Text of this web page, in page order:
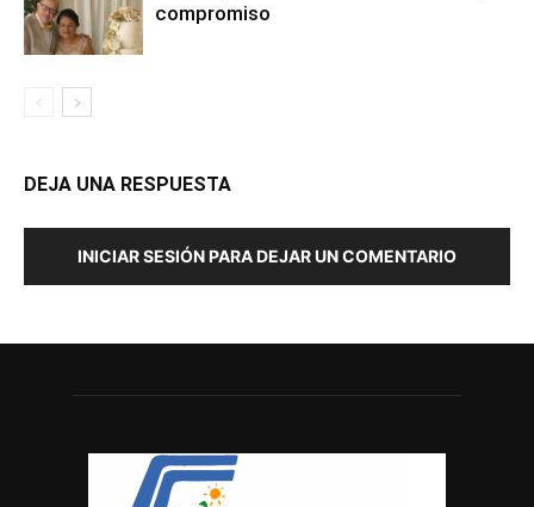
compromiso
DEJA UNA RESPUESTA
INICIAR SESIÓN PARA DEJAR UN COMENTARIO